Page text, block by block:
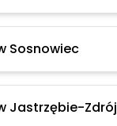
Sosnowiec
Jastrzębie-Zdrój